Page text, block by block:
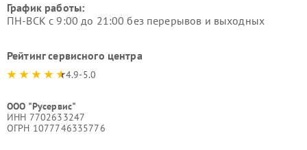
График работы:
ПН-ВСК с 9:00 до 21:00 без перерывов и выходных
Рейтинг сервисного центра
4.9-5.0
ООО "Русервис"
ИНН 7702633247
ОГРН 1077746335776